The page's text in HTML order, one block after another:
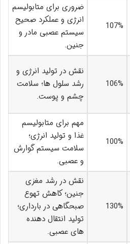
107%
ضروری برای متابولیسم
انرژی و عملکرد صحیح
سیستم عصبی مادر و
جنین.
106%
نقش در تولید انرژی و
رشد سلول ها؛ سلامت
چشم و پوست.
100%
مهم برای متابولیسم
غذا و تولید انرژی؛
سلامت سیستم گوارش
و عصبی.
130%
نقش در رشد مغزی
جنین؛ کاهش تهوع
صبحگاهی در بارداری؛
تولید انتقال دهنده
های عصبی.